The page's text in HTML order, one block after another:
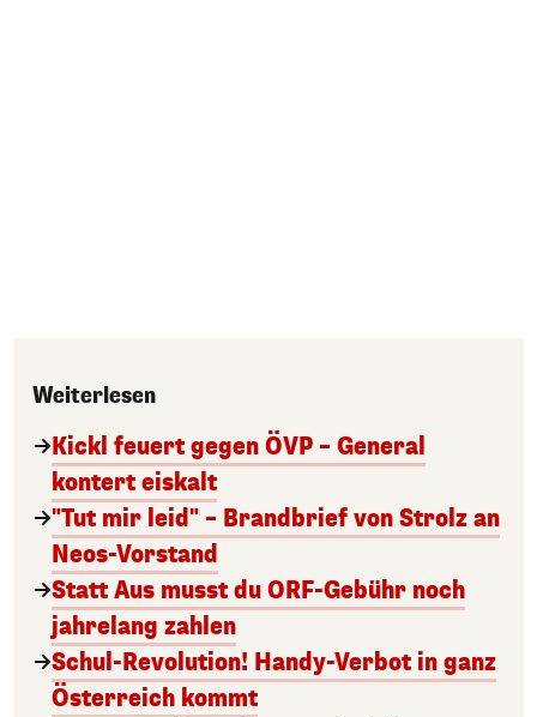
Weiterlesen
Kickl feuert gegen ÖVP – General
kontert eiskalt
"Tut mir leid" – Brandbrief von Strolz an
Neos-Vorstand
Statt Aus musst du ORF-Gebühr noch
jahrelang zahlen
Schul-Revolution! Handy-Verbot in ganz
Österreich kommt